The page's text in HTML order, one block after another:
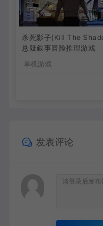
杀死影子(Kill The
悬疑叙事冒险推理游戏
单机游戏
发表评论